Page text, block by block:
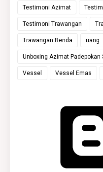
Testimoni Azimat
Testimoni Trawangan
Trawangan Benda uang
Unboxing Azimat Padepokan
Vessel Vessel Emas